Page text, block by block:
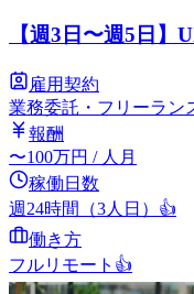
【週3日〜週5日】
雇用契約
業務委託・フリーラン
報酬
〜100万円 / 人月
稼働日数
週24時間（3人日） 👍
働き方
フルリモート 👍